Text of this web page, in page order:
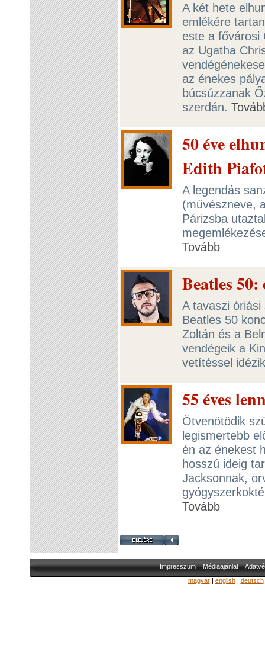
A két hete
emlékére
este a fővárosi
az Ugatha
az énekes
búcsúzzanak
szerdán.
50 éve
Edith
A legendás
(művészneve,
Párizsba
Tovább
Beatles
A tavaszi
Beatles 50
Zoltán és a
vendégeik a
vetítéssel
55 éves
Ötvenötödik
legismertebb
én az énekest
hosszú ideig
Jacksonnak,
Tovább
Impresszum Médiaajánlat
magyar| english| deutsch